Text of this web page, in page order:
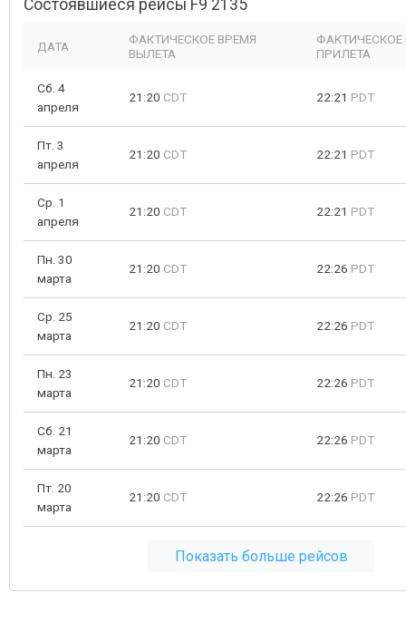
Состоявшиеся рейсы F9 2135
ДАТА
ФАКТИЧЕСКОЕ ВРЕМЯ
ВЫЛЕТА
ФАКТИЧЕСКОЕ
ПРИЛЕТА
Сб. 4
апреля
21:20 CDT 22:21 PDT
Пт. 3
апреля
21:20 CDT 22:21 PDT
Ср. 1
апреля
21:20 CDT 22:21 PDT
Пн. 30
марта
21:20 CDT 22:26 PDT
Ср. 25
марта
21:20 CDT 22:26 PDT
Пн. 23
марта
21:20 CDT 22:26 PDT
Сб. 21
марта
21:20 CDT 22:26 PDT
Пт. 20
марта
21:20 CDT 22:26 PDT
Показать больше рейсов